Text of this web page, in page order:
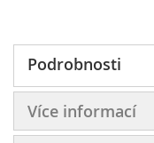
Podrobnosti
Více informací